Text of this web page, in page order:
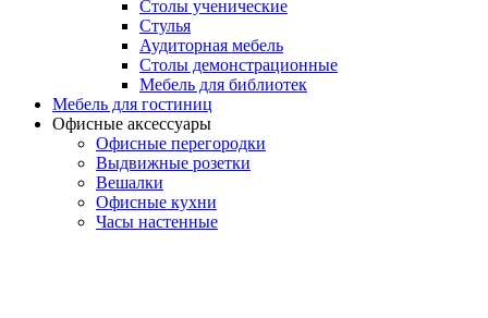
Столы ученические
Стулья
Аудиторная мебель
Столы демонстрационные
Мебель для библиотек
Мебель для гостиниц
Офисные аксессуары
Офисные перегородки
Выдвижные розетки
Вешалки
Офисные кухни
Часы настенные